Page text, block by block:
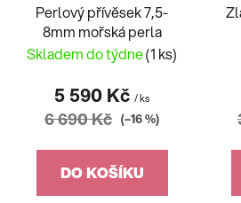
Perlový přívěsek 7,5-
8mm mořská perla
Skladem do týdne(1 ks)
5 590 Kč / ks
6 690 Kč (–16 %)
DO KOŠÍKU